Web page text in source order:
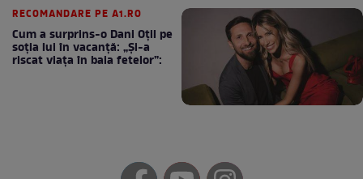
RECOMANDARE PE A1.RO
Cum a surprins-o Dani Oțil pe
soția lui în vacanță: „Și-a
riscat viața în baia fetelor”: